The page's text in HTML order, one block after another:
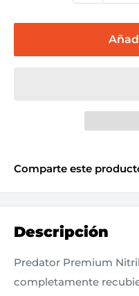
Comparte este
Descripción
Predator Premium
completamente